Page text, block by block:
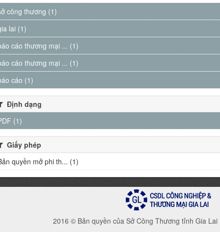
công thương (1)
lai (1)
cáo thương mại ... (1)
cáo thương mại ... (1)
cáo (1)
Định dạng
(1)
Giấy phép
quyền mở phi th... (1)
2016 © Bản quyền của Sở Công Thương tỉnh Gia Lai